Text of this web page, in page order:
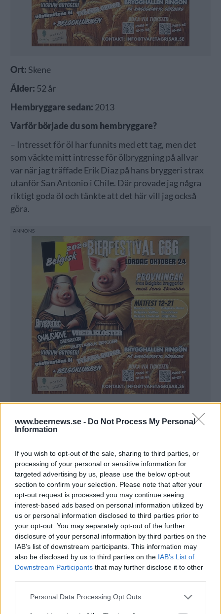
www.beernews.se - Do Not Process My Personal
Information
If you wish to opt-out of the sale, sharing to third parties, or
processing of your personal or sensitive information for
targeted advertising by us, please use the below opt-out
section to confirm your selection. Please note that after your
opt-out request is processed you may continue seeing
interest-based ads based on personal information utilized by
us or personal information disclosed to third parties prior to
your opt-out. You may separately opt-out of the further
disclosure of your personal information by third parties on the
IAB’s list of downstream participants. This information may
also be disclosed by us to third parties on the IAB’s List of
Downstream Participants that may further disclose it to other
Personal Data Processing Opt Outs
Ort: Skene
Ålder: 52 år
Hembryggare sedan: 2013
Varför började du som hembryggare?
– Intresset för öl har funnits med ett tag, men det
som väckte mitt intresse för ölbryggning på allvar
var när jag träffade Erik Diaz på hans bryggeri strax
utanför San Antonio i Chile. Där provade jag några
riktigt goda öl och tänkte att det här vill jag också
göra.
Hur mycket tid lägger du på hembryggning varje
vecka?
– Det varierar lite vissa veckor brygger jag två gånger
i veckan, sedan läser jag ganska mycket om
ölbryggning samt om ölstilar och dess historia. Så i
tid blir det ungefär 25 timmar i veckan.
Hur hittar du tiden?
– Jag brygger oftast tidigt på lördag och söndag
morgon och är då färdig vid niosnåret. Då påverkar
det inte övriga familjen särskilt mycket.
Beskriv vad det svåraste enligt dig är med att
brygga öl hemma?